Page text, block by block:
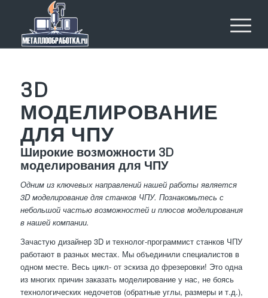
3D
МОДЕЛИРОВАНИЕ
ДЛЯ ЧПУ
Широкие возможности 3D
моделирования для ЧПУ
Одним из ключевых направлений нашей работы является
3D моделирование для станков ЧПУ. Познакомьтесь с
небольшой частью возможностей и плюсов моделирования
в нашей компании.
Зачастую дизайнер 3D и технолог-программист станков ЧПУ
работают в разных местах. Мы объединили специалистов в
одном месте. Весь цикл- от эскиза до фрезеровки! Это одна
из многих причин заказать моделирование у нас, не боясь
технологических недочетов (обратные углы, размеры и т.д.),